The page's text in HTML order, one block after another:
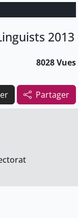
2013
8028 Vues
Partager